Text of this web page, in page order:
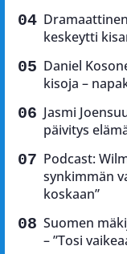
keskeytti
Daniel
kisoja –
Jasmi
päivitys
Podcast:
synkimmän
koskaan”
Suomen
– ”Tosi